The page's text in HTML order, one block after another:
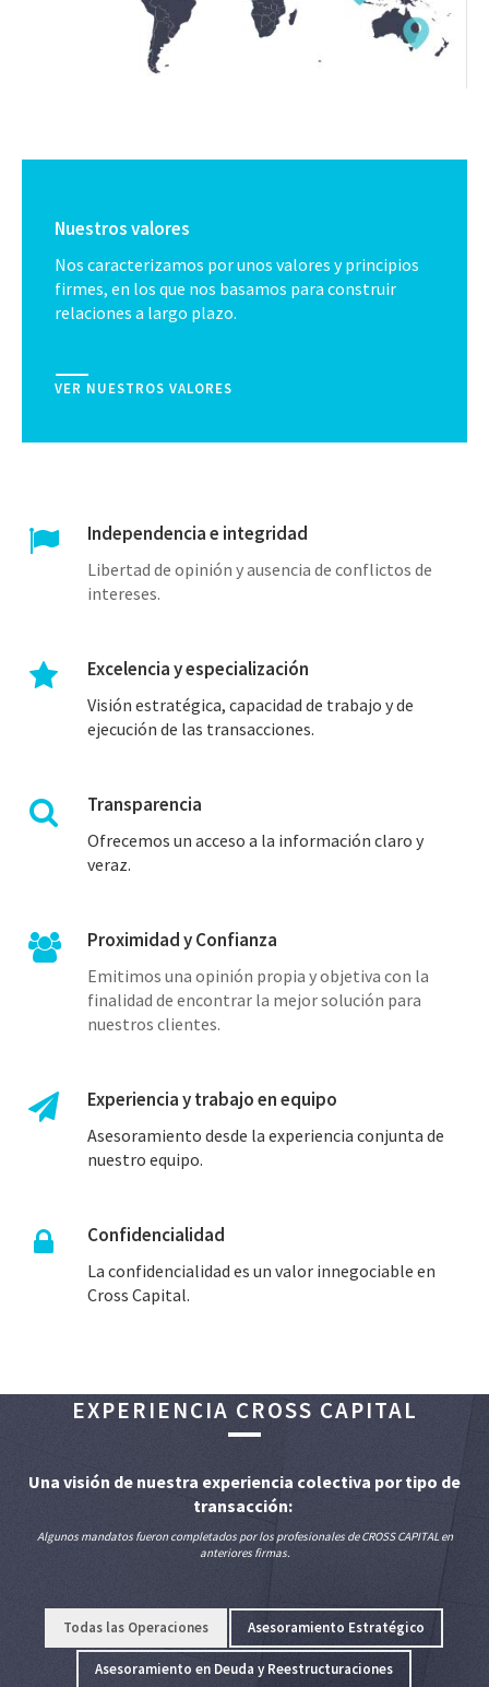
Nuestros valores
Nos caracterizamos por unos valores y principios
firmes, en los que nos basamos para construir
relaciones a largo plazo.
VER NUESTROS VALORES
Independencia e integridad
Libertad de opinión y ausencia de conflictos de
intereses.
Excelencia y especialización
Visión estratégica, capacidad de trabajo y de
ejecución de las transacciones.
Transparencia
Ofrecemos un acceso a la información claro y
veraz.
Proximidad y Confianza
Emitimos una opinión propia y objetiva con la
finalidad de encontrar la mejor solución para
nuestros clientes.
Experiencia y trabajo en equipo
Asesoramiento desde la experiencia conjunta de
nuestro equipo.
Confidencialidad
La confidencialidad es un valor innegociable en
Cross Capital.
EXPERIENCIA CROSS CAPITAL
Una visión de nuestra experiencia colectiva por tipo de
transacción:
Algunos mandatos fueron completados por los profesionales de CROSS CAPITAL en
anteriores firmas.
Todas las Operaciones Asesoramiento Estratégico
Asesoramiento en Deuda y Reestructuraciones